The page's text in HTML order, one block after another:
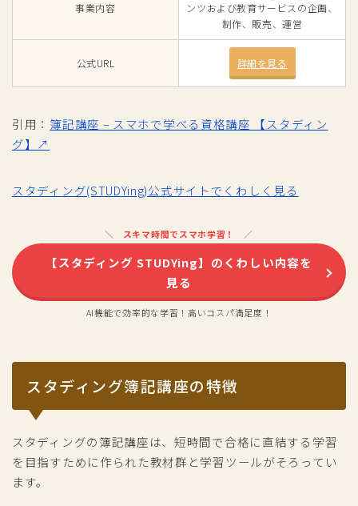
事業内容
ンツおよび教育サービスの企画、
制作、販売、運営
公式URL 詳細を見る
引用： 簿記講座 – スマホで学べる資格講座 【スタディン
グ】↗
スタディング(STUDYing)公式サイトでくわしく見る
スキマ時間でスマホ学習！
【スタディング STUDYing】のくわしい内容を
見る
AI機能で効率的な学習！高いコスパ満足度！
スタディング簿記講座の特徴
スタディングの簿記講座は、短時間で合格に直結する学習
を目指すために作られた教材群と学習ツールがそろってい
ます。